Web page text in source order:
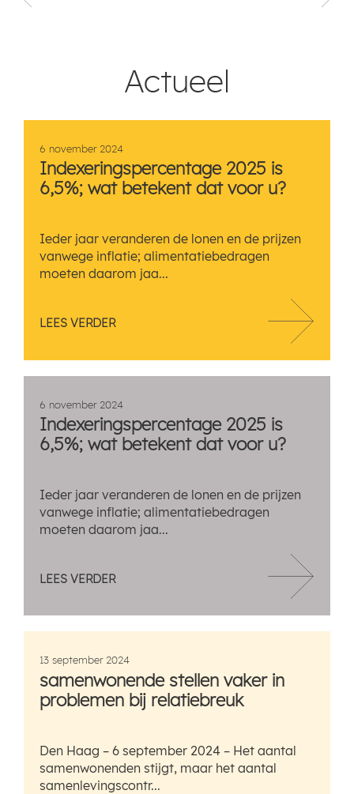
Actueel
6 november 2024
Indexeringspercentage 2025 is
6,5%; wat betekent dat voor u?
Ieder jaar veranderen de lonen en de prijzen
vanwege inflatie; alimentatiebedragen
moeten daarom jaa...
LEES VERDER
6 november 2024
Indexeringspercentage 2025 is
6,5%; wat betekent dat voor u?
Ieder jaar veranderen de lonen en de prijzen
vanwege inflatie; alimentatiebedragen
moeten daarom jaa...
LEES VERDER
13 september 2024
samenwonende stellen vaker in
problemen bij relatiebreuk
Den Haag – 6 september 2024 – Het aantal
samenwonenden stijgt, maar het aantal
samenlevingscontr...